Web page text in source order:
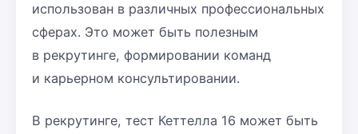
использован в различных профессиональных
сферах. Это может быть полезным
в рекрутинге, формировании команд
и карьерном консультировании.
В рекрутинге, тест Кеттелла 16 может быть